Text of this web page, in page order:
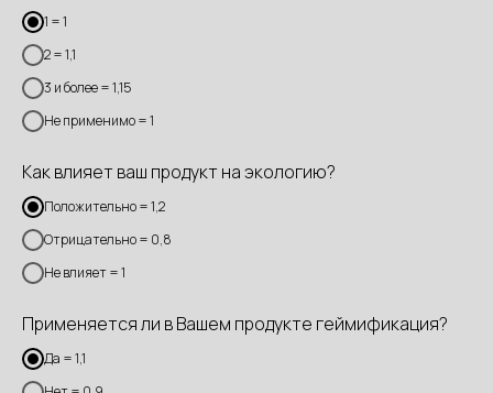
1 = 1
2 = 1,1
3 и более = 1,15
Не применимо = 1
Как влияет ваш продукт на экологию?
Положительно = 1,2
Отрицательно = 0,8
Не влияет = 1
Применяется ли в Вашем продукте геймификация?
Да = 1,1